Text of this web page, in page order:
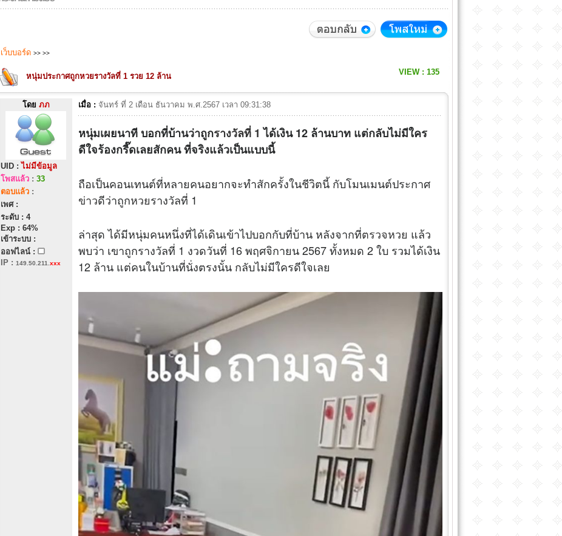
เว็บบอร์ด >> >>
หนุ่มประกาศถูกหวยรางวัลที่ 1 รวย 12 ล้าน VIEW : 135
โดย ภภ
UID :ไม่มีข้อมูล
โพสแล้ว: 33
ตอบแล้ว:
เพศ :
ระดับ : 4
Exp : 64%
เข้าระบบ :
ออฟไลน์ :
IP : 149.50.211. xxx
เมื่อ : จันทร์ ที่ 2 เดือน ธันวาคม พ.ศ.2567 เวลา 09:31:38
หนุ่มเผยนาที บอกที่บ้านว่าถูกรางวัลที่ 1 ได้เงิน 12 ล้านบาท แต่กลับไม่มีใคร
ดีใจร้องกรี๊ดเลยสักคน ที่จริงแล้วเป็นแบบนี้
ถือเป็นคอนเทนต์ที่หลายคนอยากจะทำสักครั้งในชีวิตนี้ กับโมนเมนต์ประกาศ
ข่าวดีว่าถูกหวยรางวัลที่ 1
ล่าสุด ได้มีหนุ่มคนหนึ่งที่ได้เดินเข้าไปบอกกับที่บ้าน หลังจากที่ตรวจหวย แล้ว
พบว่า เขาถูกรางวัลที่ 1 งวดวันที่ 16 พฤศจิกายน 2567 ทั้งหมด 2 ใบ รวมได้เงิน
12 ล้าน แต่คนในบ้านที่นั่งตรงนั้น กลับไม่มีใครดีใจเลย